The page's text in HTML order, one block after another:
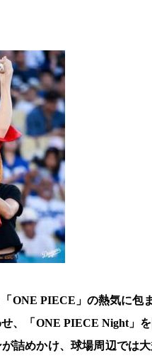
ONE PIECE」の熱気に
、「ONE PIECE Night」
詰めかけ、球場周辺では